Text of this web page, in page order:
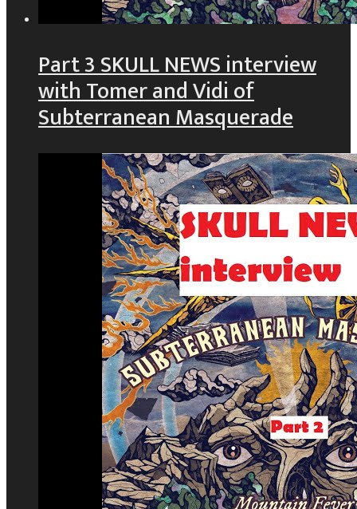
Part 3 SKULL NEWS interview
with Tomer and Vidi of
Subterranean Masquerade